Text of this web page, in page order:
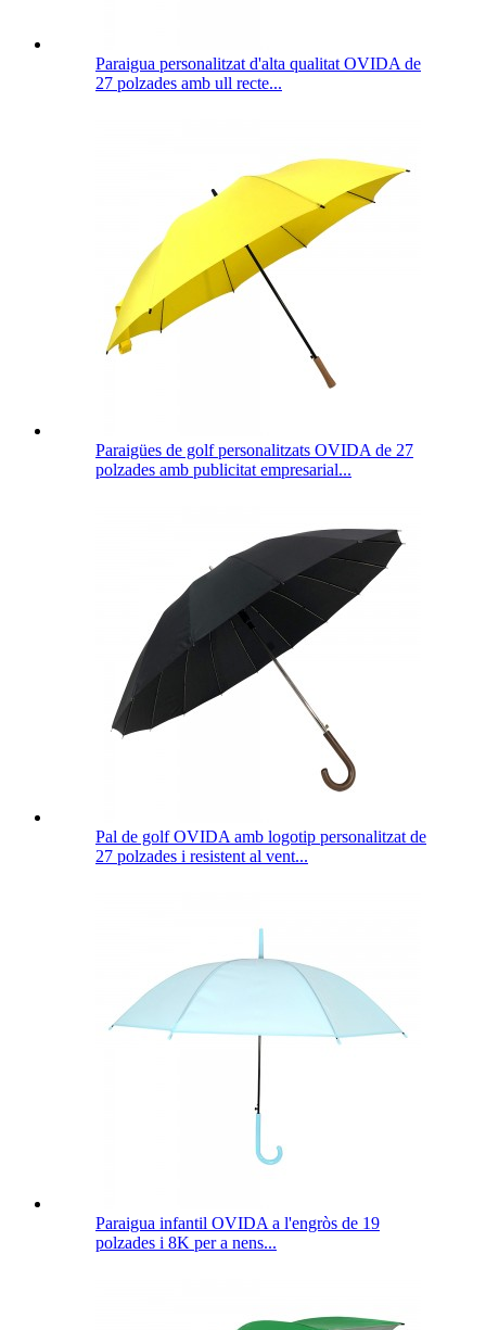
Paraigua personalitzat d'alta qualitat OVIDA de
27 polzades amb ull recte...
Paraigües de golf personalitzats OVIDA de 27
polzades amb publicitat empresarial...
Pal de golf OVIDA amb logotip personalitzat de
27 polzades i resistent al vent...
Paraigua infantil OVIDA a l'engròs de 19
polzades i 8K per a nens...